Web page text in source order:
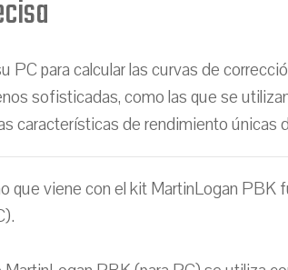
PC para calcular las curvas de
sofisticadas, como las que se
características de rendimiento únicas
que viene con el kit MartinLogan PBK